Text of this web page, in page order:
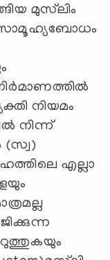
മുസ്‌ലിം
സാമൂഹ്യബോധം
നിയമം
നിന്ന്
(സ്വ)
എല്ലാ